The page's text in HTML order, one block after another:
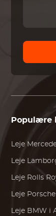
Populære
Leje
Leje
Leje Rolls
Leje Porsche
Leje BMW i